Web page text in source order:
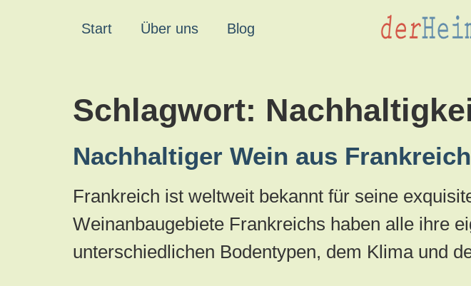
Start Über uns Blog
Schlagwort:
Nachhaltiger Wein aus Frankreich
Frankreich ist weltweit bekannt für seine
Weinanbaugebiete Frankreichs haben alle ihre
unterschiedlichen Bodentypen, dem Klima und